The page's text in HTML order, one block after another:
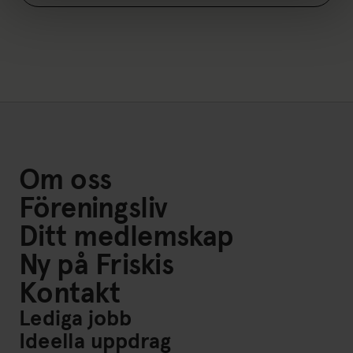
Om oss
Föreningsliv
Ditt medlemskap
Ny på Friskis
Kontakt
Lediga jobb
Ideella uppdrag